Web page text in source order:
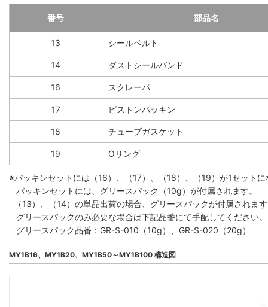
番号 部品名
13 シールベルト
14 ダストシールバンド
16 スクレーパ
17 ピストンパッキン
18 チューブガスケット
19 Oリング
※パッキンセットには（16）、（17）、（18）、（19）が1セット
パッキンセットには、グリースパック（10g）が付属されます。
（13）、（14）の単品出荷の場合、グリースパックが付属されま
グリースパックのみ必要な場合は下記品番にて手配してください。
グリースパック品番：GR-S-010（10g）、GR-S-020（20g）
MY1B16、MY1B20、MY1B50～MY1B100 構造図